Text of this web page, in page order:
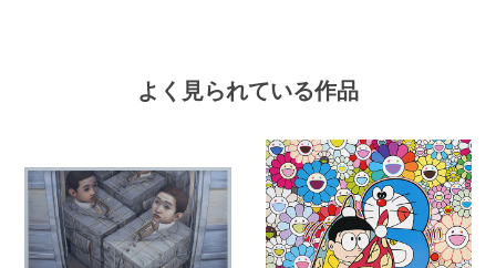
よく見られている作品